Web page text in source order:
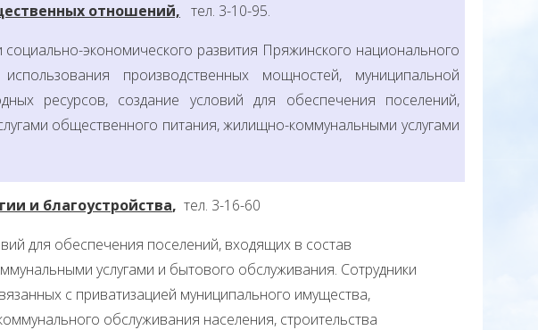
отношений, тел. 3-10-95.
экономического развития Пряжинского национального
производственных мощностей, муниципальной
ресурсов, создание условий для обеспечения поселений,
общественного питания, жилищно-коммунальными услугами
и благоустройства, тел. 3-16-60
для обеспечения поселений, входящих в состав
услугами и бытового обслуживания. Сотрудники
с приватизацией муниципального имущества,
обслуживания населения, строительства